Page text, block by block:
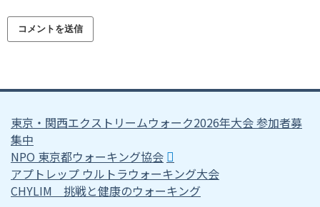
東京・関西エクストリームウォーク2026年大会 参加者募
集中
NPO 東京都ウォーキング協会
アプトレップ ウルトラウォーキング大会
CHYLIM 挑戦と健康のウォーキング